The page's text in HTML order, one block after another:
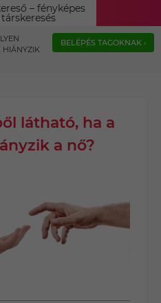
BELÉPÉS TAGOKNAK ›
HIÁNYZIK
látható, ha a
a nő?